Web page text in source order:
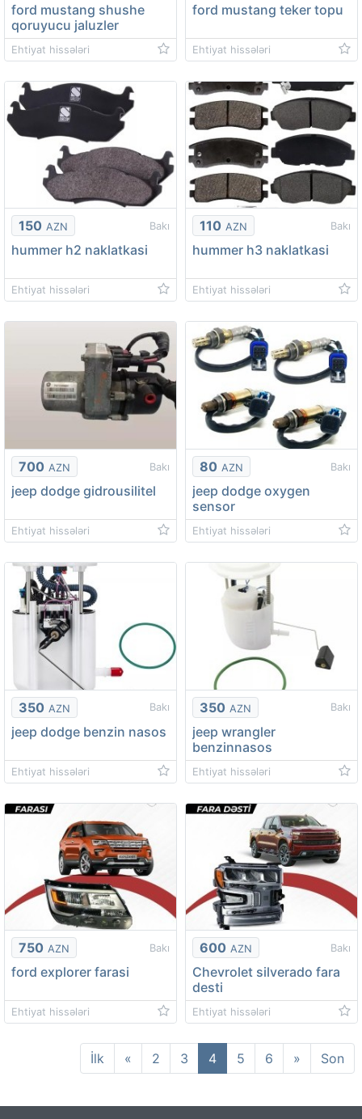
ford mustang shushe
qoruyucu jaluzler
Ehtiyat hissələri
ford mustang teker topu
Ehtiyat hissələri
150 AZN Bakı
hummer h2 naklatkasi
Ehtiyat hissələri
110 AZN Bakı
hummer h3 naklatkasi
Ehtiyat hissələri
700 AZN Bakı
jeep dodge gidrousilitel
Ehtiyat hissələri
80 AZN Bakı
jeep dodge oxygen
sensor
Ehtiyat hissələri
350 AZN Bakı
jeep dodge benzin nasos
Ehtiyat hissələri
350 AZN Bakı
jeep wrangler
benzinnasos
Ehtiyat hissələri
750 AZN Bakı
ford explorer farasi
Ehtiyat hissələri
600 AZN Bakı
Chevrolet silverado fara
desti
Ehtiyat hissələri
İlk « 2 3 4(current)
5 6 » Son